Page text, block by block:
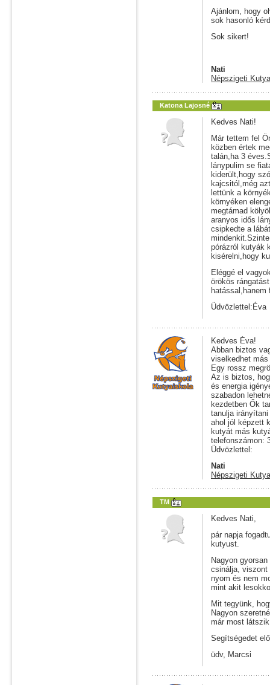
Ajánlom, hogy
sok hasonló
Sok sikert!
Nati
Népszigeti
Katona Lajosné
Kedves Nati!
Már tettem fel
közben értek
talán,ha 3
lánypulim se
kiderült,hogy
kajcsitól,még
lettünk a
környéken
megtámad
aranyos idős
csipkedte a
pórázról kutyák
kisérelni,hogy
Eléggé el
örökös
Üdvözlettel:Éva
Kedves Éva!
Abban biztos
viselkedhet
Egy rossz
Az is biztos,
és energia
szabadon
kezdetben Ők
tanulja
ahol jól képzett
kutyát más
telefonszámon:
Üdvözlettel:
Nati
Népszigeti
TM
Kedves Nati,
pár napja
kutyust.
Nagyon
csinálja, viszont
nyom és nem
mint akit
Mit tegyünk,
Nagyon
már most
Segítségedet
üdv, Marcsi